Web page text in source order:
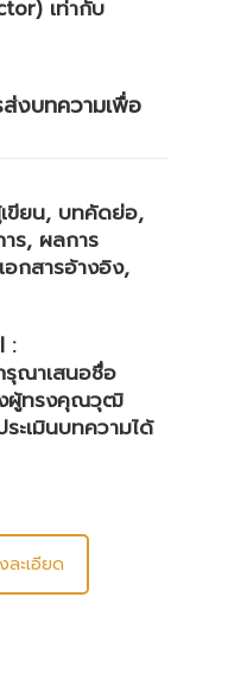
เท่ากับ
งบทความเพื่อ
ขียน, บทคัดย่อ,
ร, ผลการ
กสารอ้างอิง,
:
รุณาเสนอชื่อ
งผู้ทรงคุณวุฒิ
ะเมินบทความได้
ละเอียด